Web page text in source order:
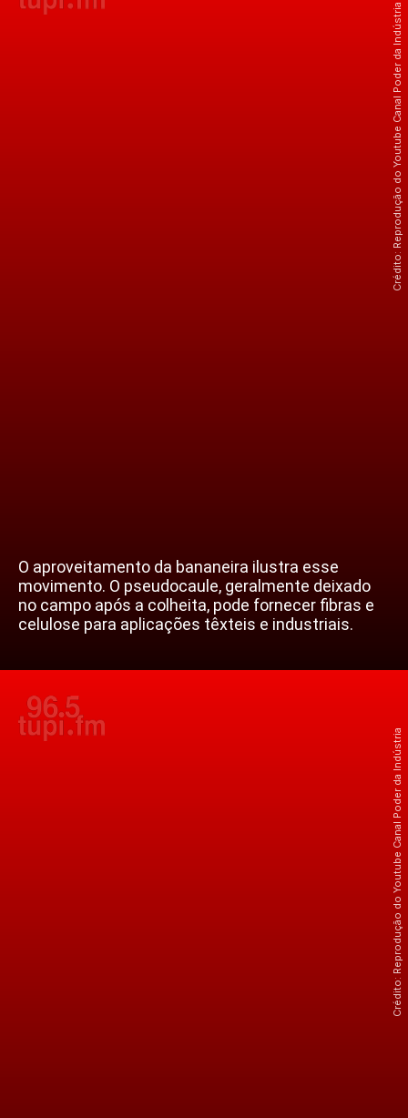
O aproveitamento da bananeira ilustra esse
movimento. O pseudocaule, geralmente deixado
no campo após a colheita, pode fornecer fibras e
celulose para aplicações têxteis e industriais.
Crédito: Reprodução do Youtube Canal Poder da Indústria
Crédito: Reprodução do Youtube Canal Poder da Indústria